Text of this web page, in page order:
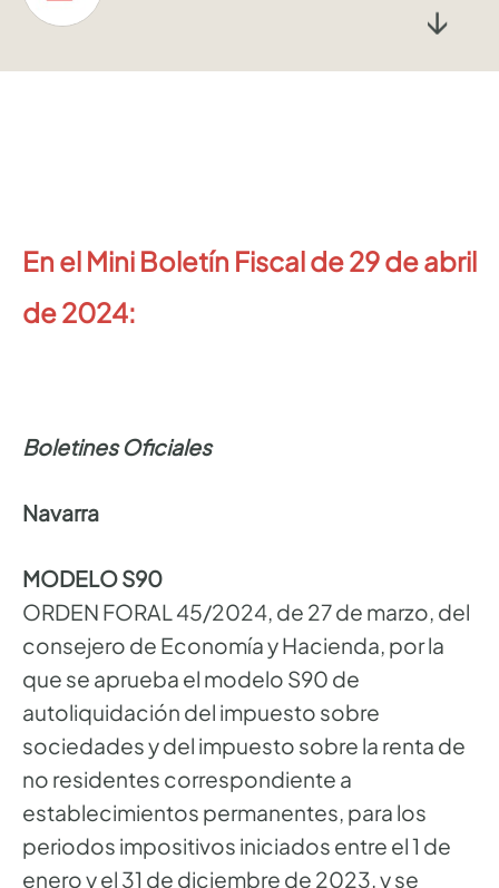
↓
En el Mini Boletín Fiscal de 29 de abril
de 2024:
Boletines Oficiales
Navarra
MODELO S90
ORDEN FORAL 45/2024, de 27 de marzo, del
consejero de Economía y Hacienda, por la
que se aprueba el modelo S90 de
autoliquidación del impuesto sobre
sociedades y del impuesto sobre la renta de
no residentes correspondiente a
establecimientos permanentes, para los
periodos impositivos iniciados entre el 1 de
enero y el 31 de diciembre de 2023, y se